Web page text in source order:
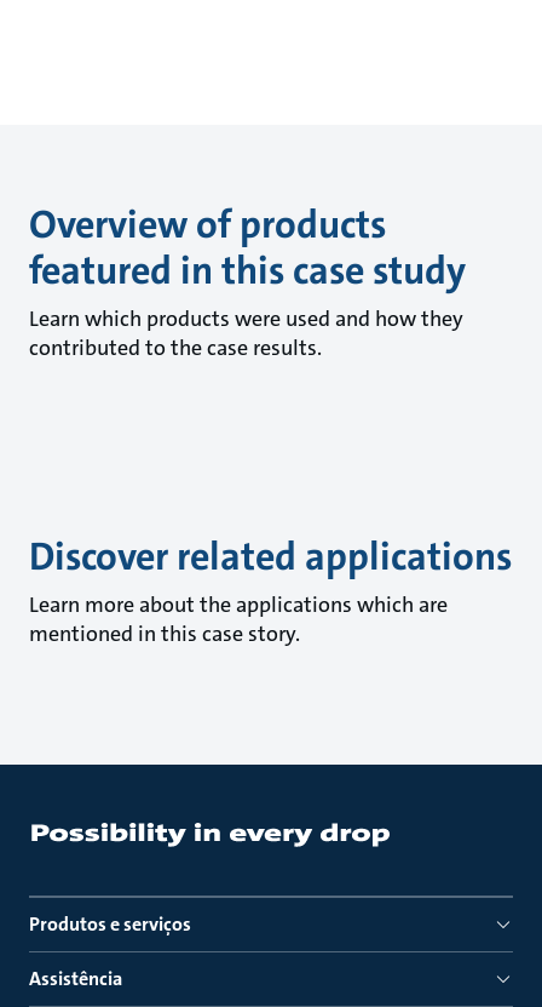
Overview of products
featured in this case study
Learn which products were used and how they
contributed to the case results.
Discover related applications
Learn more about the applications which are
mentioned in this case story.
Produtos e serviços
Assistência